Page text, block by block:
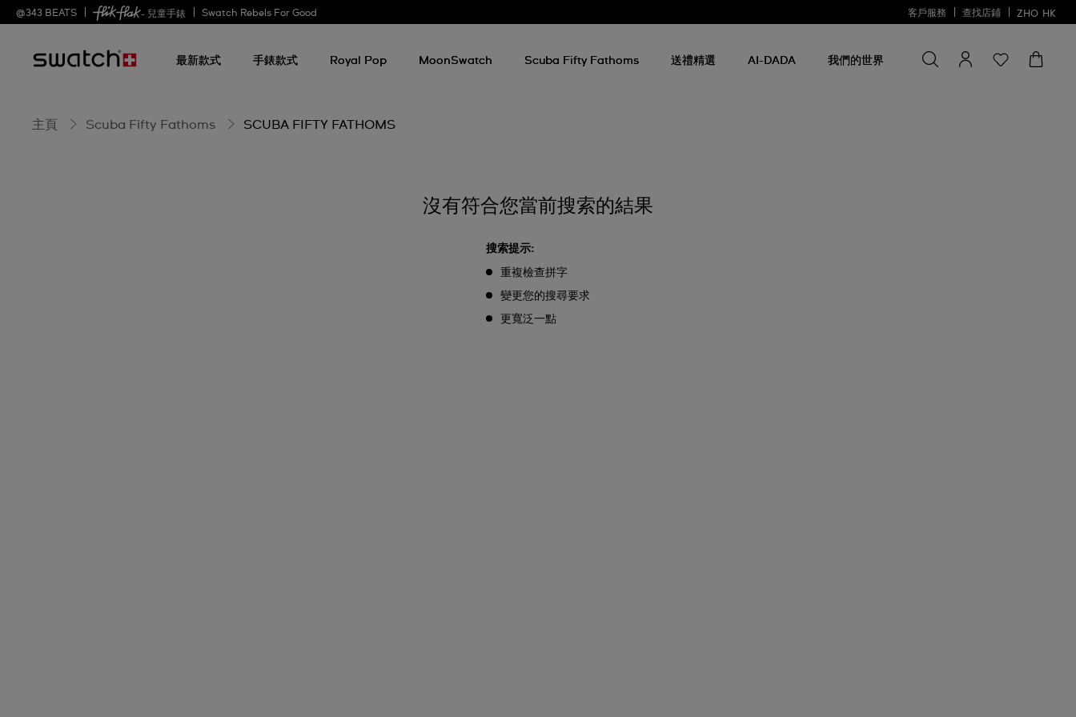
@343 BEATS - 兒童手錶 Swatch Rebels For Good 客戶服務 查找店鋪 ZHO HK
最新款式 手錶款式 Royal Pop MoonSwatch Scuba Fifty Fathoms 送禮精選 AI-DADA 我們的世界
找
一
尋找一些
SCUBA
FIFTY
FATHOMS
主頁 Scuba Fifty Fathoms SCUBA FIFTY FATHOMS
沒有符合您當前搜索的結果
搜索提示:
重複檢查拼字
變更您的搜尋要求
更寬泛一點